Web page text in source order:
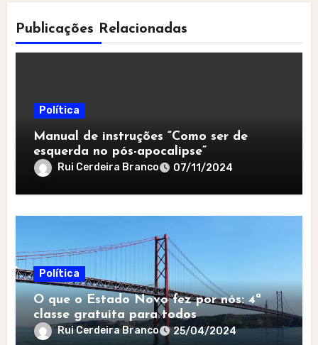
Publicações Relacionadas
Política
Manual de instruções “Como ser de
esquerda no pós-apocalipse”
Rui Cerdeira Branco 07/11/2024
Política
O que o Estado Novo fez por nós: 4ª
classe gratuita para todos
Rui Cerdeira Branco 25/04/2024